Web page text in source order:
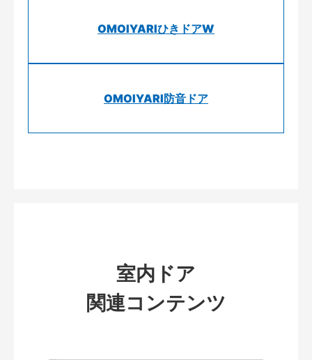
OMOIYARIひきドアW
OMOIYARI防音ドア
室内ドア
関連コンテンツ